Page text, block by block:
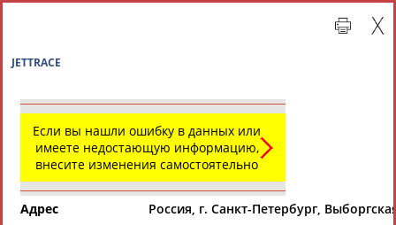
Если вы нашли ошибку в данных или
имеете недостающую информацию,
внесите изменения самостоятельно
Адрес
Россия, г. Санкт-Петербург,